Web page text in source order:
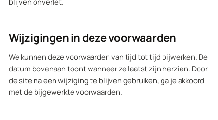
blijven onverlet.
Wijzigingen in deze voorwaarden
We kunnen deze voorwaarden van tijd tot tijd bijwerken. De
datum bovenaan toont wanneer ze laatst zijn herzien. Door
de site na een wijziging te blijven gebruiken, ga je akkoord
met de bijgewerkte voorwaarden.